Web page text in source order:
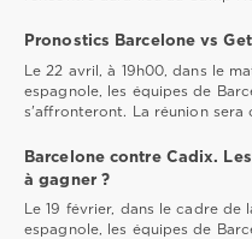
Pronostics Barcelone vs
Le 22 avril, à 19h00, dans le
espagnole, les équipes de
s'affronteront. La réunion sera
Barcelone contre Cadix.
à gagner ?
Le 19 février, dans le cadre de
espagnole, les équipes de